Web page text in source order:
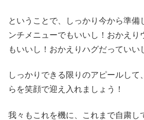
ということで、しっかり今から準備
ンチメニューでもいいし！おかえり
もいいし！おかえりハグだっていい
しっかりできる限りのアピールして
らを笑顔で迎え入れましょう！
我々もこれを機に、これまで自粛し